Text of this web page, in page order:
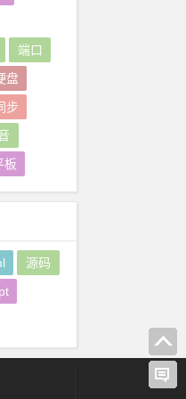
端口
盘
步
板
源码